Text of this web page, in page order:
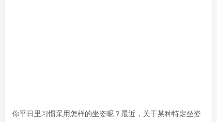
你平日里习惯采用怎样的坐姿呢？最近，关于某种特定坐姿